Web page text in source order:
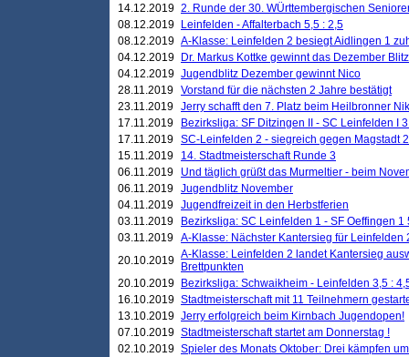
14.12.2019 2. Runde der 30. WÜrttembergischen
08.12.2019
Leinfelden - Affalterbach 5,5 : 2,5
08.12.2019 A-Klasse: Leinfelden 2 besiegt Aidlingen 1
04.12.2019
Dr. Markus Kottke gewinnt das Dezember
04.12.2019 Jugendblitz Dezember gewinnt Nico
28.11.2019 Vorstand für die nächsten 2 Jahre bestätigt
23.11.2019 Jerry schafft den 7. Platz beim Heilbronner
17.11.2019
Bezirksliga: SF Ditzingen II - SC Leinfelden I
17.11.2019 SC-Leinfelden 2 - siegreich gegen Magstadt 2
15.11.2019
14. Stadtmeisterschaft Runde 3
06.11.2019
Und täglich grüßt das Murmeltier - beim
06.11.2019 Jugendblitz November
04.11.2019 Jugendfreizeit in den Herbstferien
03.11.2019
Bezirksliga: SC Leinfelden 1 - SF Oeffingen 1
03.11.2019 A-Klasse: Nächster Kantersieg für Leinfelden
20.10.2019 A-Klasse: Leinfelden 2 landet Kantersieg
Brettpunkten
20.10.2019
Bezirksliga: Schwaikheim - Leinfelden 3,5 :
16.10.2019 Stadtmeisterschaft mit 11 Teilnehmern
13.10.2019 Jerry erfolgreich beim Kirnbach Jugendopen!
07.10.2019 Stadtmeisterschaft startet am Donnerstag !
02.10.2019 Spieler des Monats Oktober: Drei kämpfen